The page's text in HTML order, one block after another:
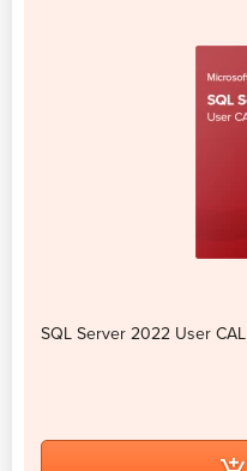
SQL Server 2022 User CAL